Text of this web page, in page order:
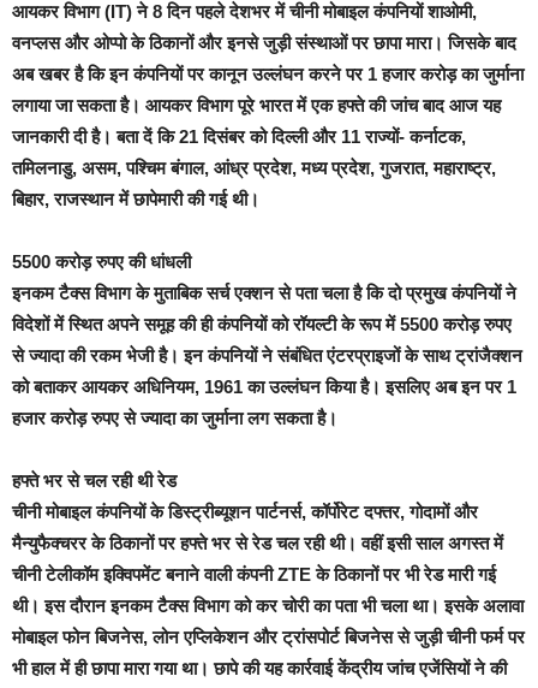
आयकर विभाग (IT) ने 8 दिन पहले देशभर में चीनी मोबाइल कंपनियों शाओमी,
वनप्लस और ओप्पो के ठिकानों और इनसे जुड़ी संस्थाओं पर छापा मारा। जिसके बाद
अब खबर है कि इन कंपनियों पर कानून उल्लंघन करने पर 1 हजार करोड़ का जुर्माना
लगाया जा सकता है। आयकर विभाग पूरे भारत में एक हफ्ते की जांच बाद आज यह
जानकारी दी है। बता दें कि 21 दिसंबर को दिल्ली और 11 राज्यों- कर्नाटक,
तमिलनाडु, असम, पश्चिम बंगाल, आंध्र प्रदेश, मध्य प्रदेश, गुजरात, महाराष्ट्र,
बिहार, राजस्थान में छापेमारी की गई थी।
5500 करोड़ रुपए की धांधली
इनकम टैक्स विभाग के मुताबिक सर्च एक्शन से पता चला है कि दो प्रमुख कंपनियों ने
विदेशों में स्थित अपने समूह की ही कंपनियों को रॉयल्टी के रूप में 5500 करोड़ रुपए
से ज्यादा की रकम भेजी है। इन कंपनियों ने संबंधित एंटरप्राइजों के साथ ट्रांजैक्शन
को बताकर आयकर अधिनियम, 1961 का उल्लंघन किया है। इसलिए अब इन पर 1
हजार करोड़ रुपए से ज्यादा का जुर्माना लग सकता है।
हफ्ते भर से चल रही थी रेड
चीनी मोबाइल कंपनियों के डिस्ट्रीब्यूशन पार्टनर्स, कॉर्पोरेट दफ्तर, गोदामों और
मैन्युफैक्चरर के ठिकानों पर हफ्ते भर से रेड चल रही थी। वहीं इसी साल अगस्त में
चीनी टेलीकॉम इक्विपमेंट बनाने वाली कंपनी ZTE के ठिकानों पर भी रेड मारी गई
थी। इस दौरान इनकम टैक्स विभाग को कर चोरी का पता भी चला था। इसके अलावा
मोबाइल फोन बिजनेस, लोन एप्लिकेशन और ट्रांसपोर्ट बिजनेस से जुड़ी चीनी फर्म पर
भी हाल में ही छापा मारा गया था। छापे की यह कार्रवाई केंद्रीय जांच एजेंसियों ने की